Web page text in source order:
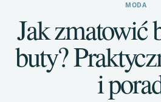
MODA
Jak zmatowić
buty?
i